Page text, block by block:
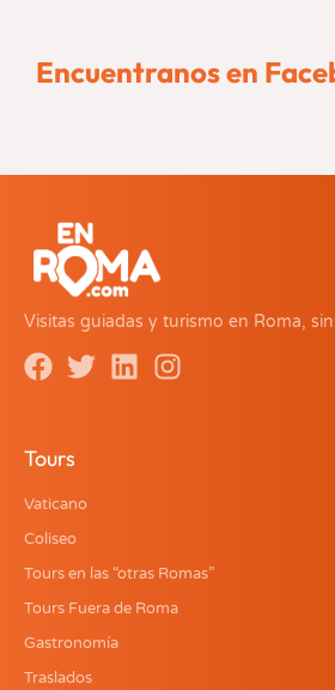
Encuentranos en
Visitas guiadas y turismo en Roma,
Tours
Vaticano
Coliseo
Tours en las “otras Romas”
Tours Fuera de Roma
Gastronomía
Traslados